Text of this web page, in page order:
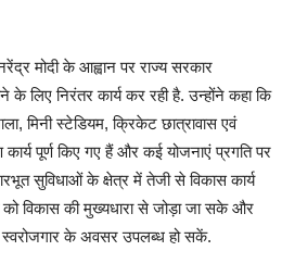
मोदी के आह्वान पर राज्य सरकार
के लिए निरंतर कार्य कर रही है. उन्होंने कहा कि
मिनी स्टेडियम, क्रिकेट छात्रावास एवं
कार्य पूर्ण किए गए हैं और कई योजनाएं प्रगति पर
सुविधाओं के क्षेत्र में तेजी से विकास कार्य
को विकास की मुख्यधारा से जोड़ा जा सके और
स्वरोजगार के अवसर उपलब्ध हो सकें.